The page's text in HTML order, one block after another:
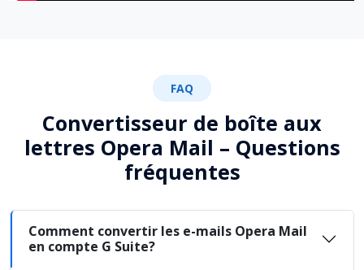
FAQ
Convertisseur de boîte aux
lettres Opera Mail – Questions
fréquentes
Comment convertir les e-mails Opera Mail
en compte G Suite?